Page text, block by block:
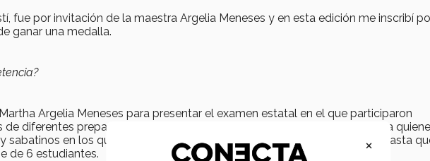
fue por invitación de la maestra Argelia Meneses y en esta edición me inscribí
ganar una medalla.
Argelia Meneses para presentar el examen estatal en el que participaron
diferentes preparatorias de Hidalgo, quedando sólo 35 seleccionados a
sabatinos en los que nos aplicaron exámenes para hacer un nuevo filtro hasta
de 6 estudiantes.
×